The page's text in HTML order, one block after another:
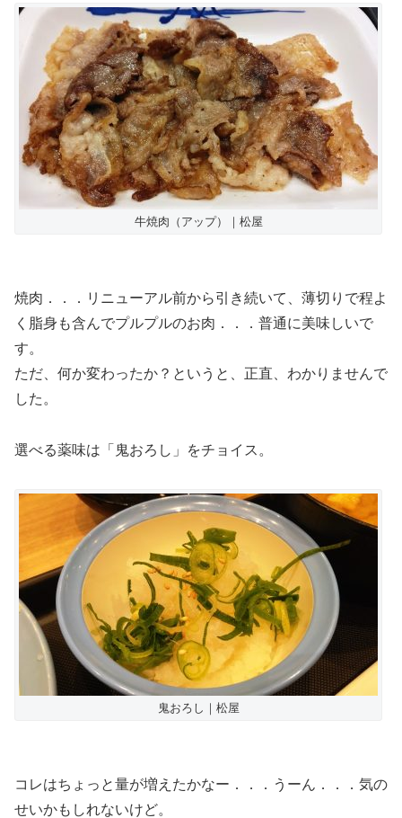
牛焼肉（アップ）｜松屋
焼肉．．．リニューアル前から引き続いて、薄切りで程よ
く脂身も含んでプルプルのお肉．．．普通に美味しいで
す。
ただ、何か変わったか？というと、正直、わかりませんで
した。
選べる薬味は「鬼おろし」をチョイス。
鬼おろし｜松屋
コレはちょっと量が増えたかなー．．．うーん．．．気の
せいかもしれないけど。